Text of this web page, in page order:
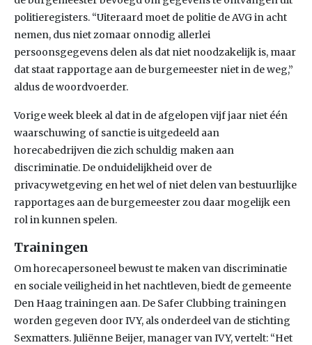
politieregisters. “Uiteraard moet de politie de AVG in acht
nemen, dus niet zomaar onnodig allerlei
persoonsgegevens delen als dat niet noodzakelijk is, maar
dat staat rapportage aan de burgemeester niet in de weg,”
aldus de woordvoerder.
Vorige week bleek al dat in de afgelopen vijf jaar niet één
waarschuwing of sanctie is uitgedeeld aan
horecabedrijven die zich schuldig maken aan
discriminatie. De onduidelijkheid over de
privacywetgeving en het wel of niet delen van bestuurlijke
rapportages aan de burgemeester zou daar mogelijk een
rol in kunnen spelen.
Trainingen
Om horecapersoneel bewust te maken van discriminatie
en sociale veiligheid in het nachtleven, biedt de gemeente
Den Haag trainingen aan. De Safer Clubbing trainingen
worden gegeven door IVY, als onderdeel van de stichting
Sexmatters. Juliënne Beijer, manager van IVY, vertelt: “Het